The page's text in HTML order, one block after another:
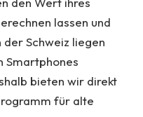
lassen und
Schweiz liegen
Smartphones
bieten wir direkt
für alte